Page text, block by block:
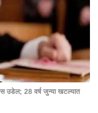
उडेल; 28 वर्ष जुन्या खटल्यात